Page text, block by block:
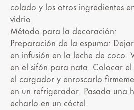
colado y los otros ingredientes
vidrio.
Método para la decoración:
Preparación de la espuma:
en infusión en la leche de coco.
en el sifón para nata. Colocar
el cargador y enroscarlo
en un refrigerador. Pasada una
echarlo en un cóctel.